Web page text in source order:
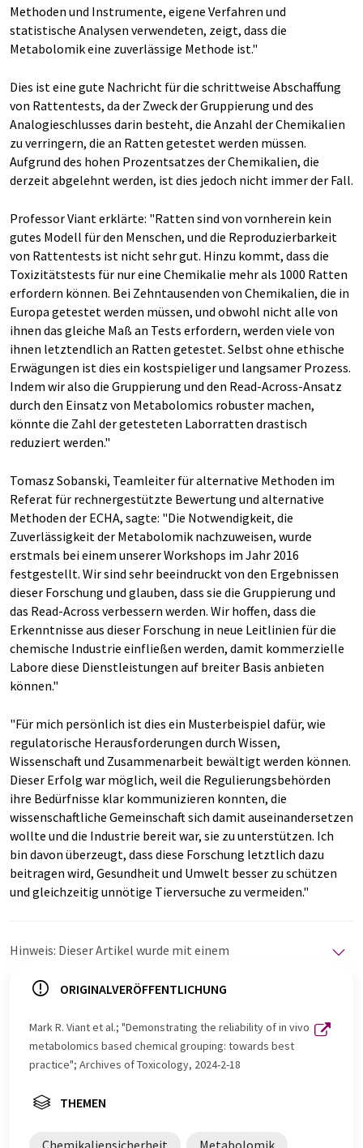
Methoden und Instrumente, eigene Verfahren und
statistische Analysen verwendeten, zeigt, dass die
Metabolomik eine zuverlässige Methode ist."
Dies ist eine gute Nachricht für die schrittweise Abschaffung
von Rattentests, da der Zweck der Gruppierung und des
Analogieschlusses darin besteht, die Anzahl der Chemikalien
zu verringern, die an Ratten getestet werden müssen.
Aufgrund des hohen Prozentsatzes der Chemikalien, die
derzeit abgelehnt werden, ist dies jedoch nicht immer der Fall.
Professor Viant erklärte: "Ratten sind von vornherein kein
gutes Modell für den Menschen, und die Reproduzierbarkeit
von Rattentests ist nicht sehr gut. Hinzu kommt, dass die
Toxizitätstests für nur eine Chemikalie mehr als 1000 Ratten
erfordern können. Bei Zehntausenden von Chemikalien, die in
Europa getestet werden müssen, und obwohl nicht alle von
ihnen das gleiche Maß an Tests erfordern, werden viele von
ihnen letztendlich an Ratten getestet. Selbst ohne ethische
Erwägungen ist dies ein kostspieliger und langsamer Prozess.
Indem wir also die Gruppierung und den Read-Across-Ansatz
durch den Einsatz von Metabolomics robuster machen,
könnte die Zahl der getesteten Laborratten drastisch
reduziert werden."
Tomasz Sobanski, Teamleiter für alternative Methoden im
Referat für rechnergestützte Bewertung und alternative
Methoden der ECHA, sagte: "Die Notwendigkeit, die
Zuverlässigkeit der Metabolomik nachzuweisen, wurde
erstmals bei einem unserer Workshops im Jahr 2016
festgestellt. Wir sind sehr beeindruckt von den Ergebnissen
dieser Forschung und glauben, dass sie die Gruppierung und
das Read-Across verbessern werden. Wir hoffen, dass die
Erkenntnisse aus dieser Forschung in neue Leitlinien für die
chemische Industrie einfließen werden, damit kommerzielle
Labore diese Dienstleistungen auf breiter Basis anbieten
können."
"Für mich persönlich ist dies ein Musterbeispiel dafür, wie
regulatorische Herausforderungen durch Wissen,
Wissenschaft und Zusammenarbeit bewältigt werden können.
Dieser Erfolg war möglich, weil die Regulierungsbehörden
ihre Bedürfnisse klar kommunizieren konnten, die
wissenschaftliche Gemeinschaft sich damit auseinandersetzen
wollte und die Industrie bereit war, sie zu unterstützen. Ich
bin davon überzeugt, dass diese Forschung letztlich dazu
beitragen wird, Gesundheit und Umwelt besser zu schützen
und gleichzeitig unnötige Tierversuche zu vermeiden."
Hinweis: Dieser Artikel wurde mit einem
LUMITOS bietet diese automatischen Übersetzungen
Nachrichten zu präsentieren. Da dieser Artikel mit
automatischer Übersetzung übersetzt wurde, ist es
möglich, dass er Fehler im Vokabular, in der Syntax oder
Englisch finden Sie
ORIGINALVERÖFFENTLICHUNG
Mark R. Viant et al.; "Demonstrating the reliability of in vivo
metabolomics based chemical grouping: towards best
practice"; Archives of Toxicology, 2024-2-18
THEMEN